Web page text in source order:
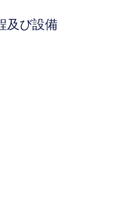
及び設備